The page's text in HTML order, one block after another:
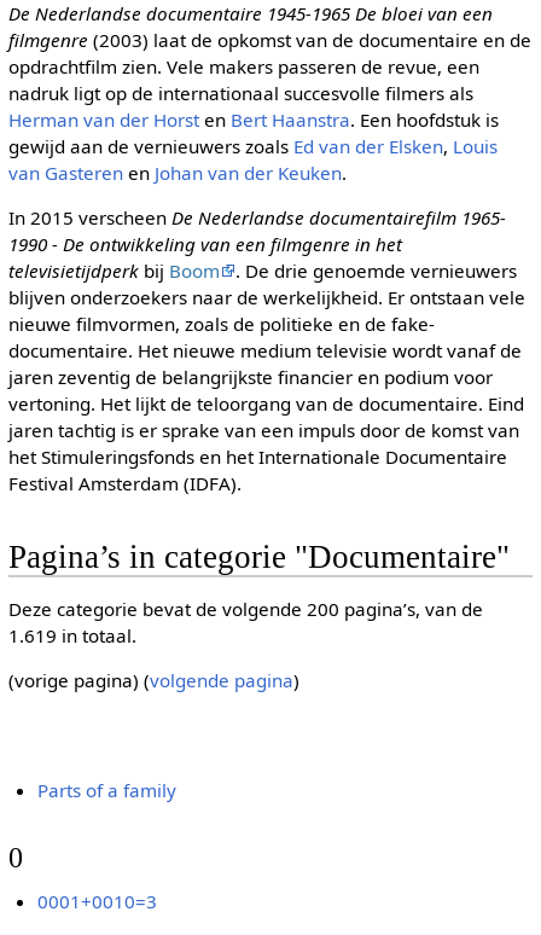
De Nederlandse documentaire 1945-1965 De bloei van een
filmgenre (2003) laat de opkomst van de documentaire en de
opdrachtfilm zien. Vele makers passeren de revue, een
nadruk ligt op de internationaal succesvolle filmers als
Herman van der Horsten Bert Haanstra. Een hoofdstuk is
gewijd aan de vernieuwers zoals Ed van der Elsken, Louis
van Gasterenen Johan van der Keuken.
In 2015 verscheen De Nederlandse documentairefilm 1965-
1990 - De ontwikkeling van een filmgenre in het
televisietijdperkbij Boom
. De drie genoemde vernieuwers
blijven onderzoekers naar de werkelijkheid. Er ontstaan vele
nieuwe filmvormen, zoals de politieke en de fake-
documentaire. Het nieuwe medium televisie wordt vanaf de
jaren zeventig de belangrijkste financier en podium voor
vertoning. Het lijkt de teloorgang van de documentaire. Eind
jaren tachtig is er sprake van een impuls door de komst van
het Stimuleringsfonds en het Internationale Documentaire
Festival Amsterdam (IDFA).
Pagina’s in categorie "Documentaire"
Deze categorie bevat de volgende 200 pagina’s, van de
1.619 in totaal.
(vorige pagina) (volgende pagina)
Parts of a family
0
0001+0010=3